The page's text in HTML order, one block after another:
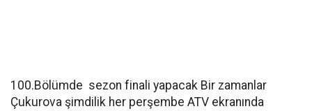
100.Bölümde sezon finali yapacak Bir zamanlar
Çukurova şimdilik her perşembe ATV ekranında